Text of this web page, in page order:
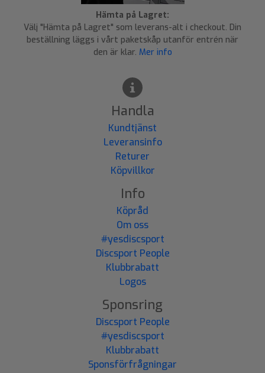
Hämta på Lagret:
Välj "Hämta på Lagret" som leverans-alt i checkout. Din
beställning läggs i vårt paketskåp utanför entrén när
den är klar. Mer info
Handla
Kundtjänst
Leveransinfo
Returer
Köpvillkor
Info
Köpråd
Om oss
#yesdiscsport
Discsport People
Klubbrabatt
Logos
Sponsring
Discsport People
#yesdiscsport
Klubbrabatt
Sponsförfrågningar